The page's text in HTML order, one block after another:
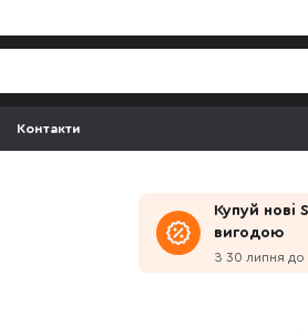
Контакти
Купуй нові
вигодою
З 30 липня до